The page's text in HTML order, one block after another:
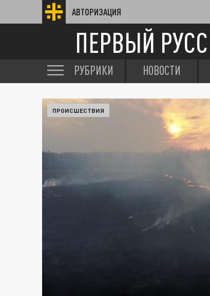
АВТОРИЗАЦИЯ
ПЕРВЫЙ
РУБРИКИ НОВОСТИ
ПРОИСШЕСТВИЯ